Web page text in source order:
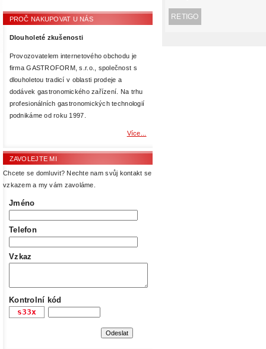
PROČ NAKUPOVAT U NÁS
Dlouholeté zkušenosti
Provozovatelem internetového obchodu je
firma GASTROFORM, s.r.o., společnost s
dlouholetou tradicí v oblasti prodeje a
dodávek gastronomického zařízení. Na trhu
profesionálních gastronomických technologií
podnikáme od roku 1997.
Více...
ZAVOLEJTE MI
Chcete se domluvit? Nechte nam svůj kontakt se
vzkazem a my vám zavoláme.
Jméno
Telefon
Vzkaz
Kontrolní kód
RETIGO